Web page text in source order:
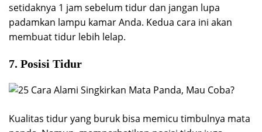
setidaknya 1 jam sebelum tidur dan jangan lupa
padamkan lampu kamar Anda. Kedua cara ini akan
membuat tidur lebih lelap.
7. Posisi Tidur
Kualitas tidur yang buruk bisa memicu timbulnya mata